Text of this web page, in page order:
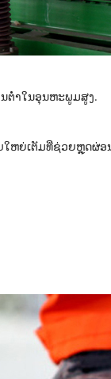
ຕໍ່າໃນອຸນຫະພູມສູງ.
ຫຍ່ເຕັມທີ່ຊ່ວຍຫຼຸດຜ່